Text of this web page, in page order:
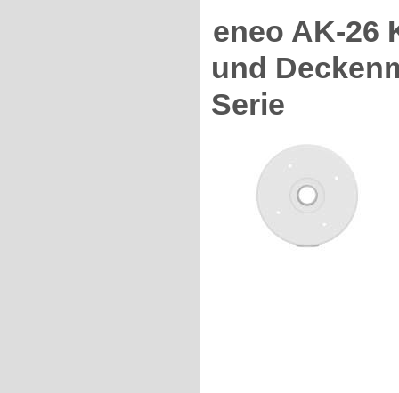
eneo AK-26
und
Serie